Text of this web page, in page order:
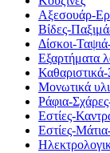
Αξεσουάρ-
Βίδες-
Δίσκοι-
Εξαρτήματα
Μονωτικά
Ράφια-
Εστίες-
Εστίες-